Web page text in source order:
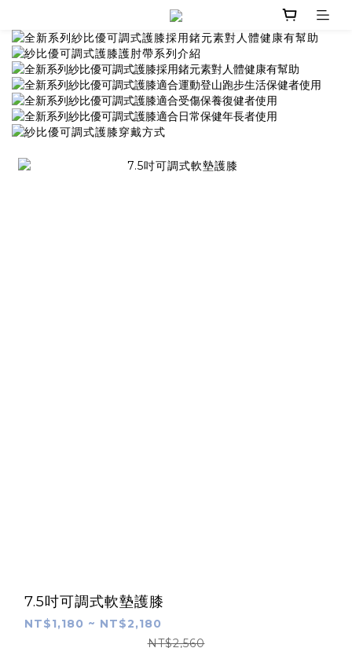
7.5吋可調式軟墊護膝
NT$1,180 ~ NT$2,180
NT$2,560